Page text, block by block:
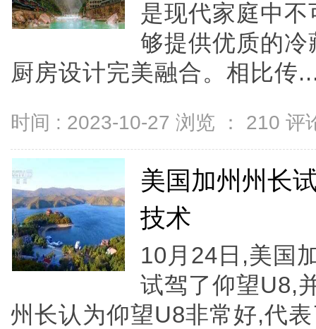
是现代家庭中
够提供优质的
厨房设计完美融合。相比传
时间 : 2023-10-27 浏览 ： 210 评
美国加州州长
技术
10月24日,美国
试驾了仰望U8,
州长认为仰望U8非常好,代